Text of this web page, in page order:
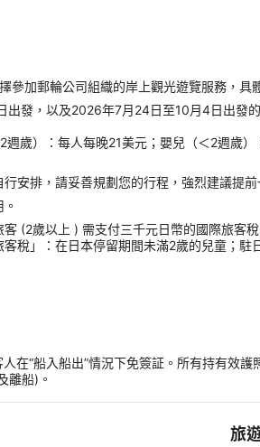
參加郵輪公司組織的岸上觀光遊覽服務，具
發，以及2026年7月24日至10月4日出發
歲）：每人每晚21美元；嬰兒（＜2週歲）
安排，請妥善規劃您的行程，強烈建議提
(2歲以上 ) 需支付三千元日幣的國際旅客
稅」：在日本停留期間未滿2歲的兒童；駐
在“船入船出”情況下免簽証。所有持有效
離船)。
旅